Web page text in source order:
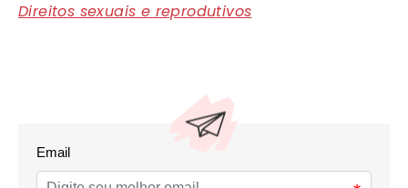
Direitos sexuais e reprodutivos